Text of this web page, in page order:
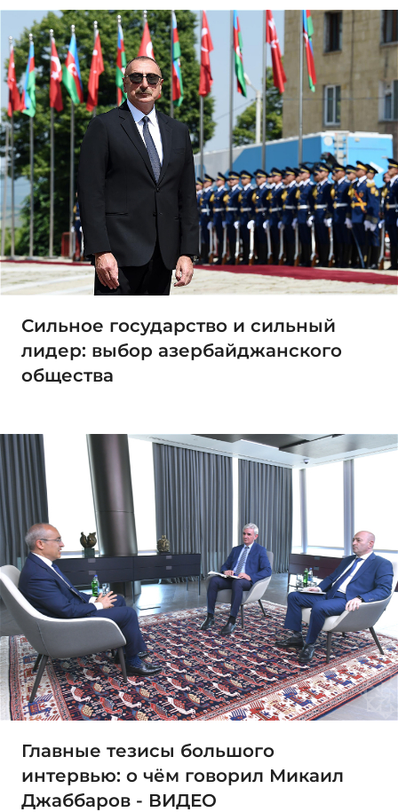
Сильное государство и сильный
лидер: выбор азербайджанского
общества
Главные тезисы большого
интервью: о чём говорил Микаил
Джаббаров - ВИДЕО